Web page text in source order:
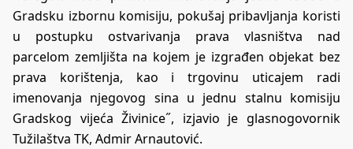
Gradsku izbornu komisiju, pokušaj pribavljanja koristi
u postupku ostvarivanja prava vlasništva nad
parcelom zemljišta na kojem je izgrađen objekat bez
prava korištenja, kao i trgovinu uticajem radi
imenovanja njegovog sina u jednu stalnu komisiju
Gradskog vijeća Živinice˝, izjavio je glasnogovornik
Tužilaštva TK, Admir Arnautović.